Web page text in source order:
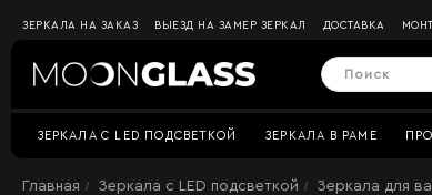
ЗЕРКАЛА НА ЗАКАЗ ВЫЕЗД НА ЗАМЕР ЗЕРКАЛ ДОСТАВКА
ЗЕРКАЛА C LED ПОДСВЕТКОЙ ЗЕРКАЛА В РАМЕ
Главная Зеркала c LED подсветкой Зеркала для